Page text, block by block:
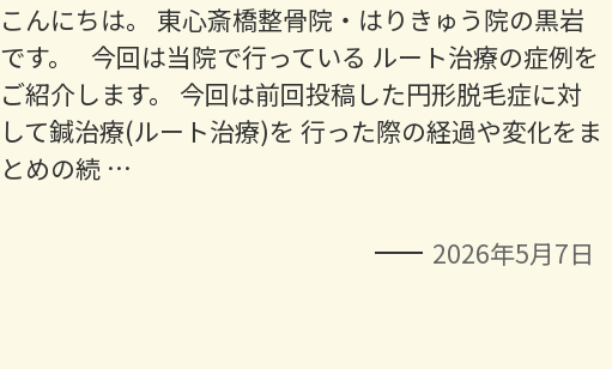
こんにちは。 東心斎橋整骨院・はりきゅう院の黒岩
です。 今回は当院で行っている ルート治療の症例を
ご紹介します。 今回は前回投稿した円形脱毛症に対
して鍼治療(ルート治療)を 行った際の経過や変化をま
とめの続 …
2026年5月7日